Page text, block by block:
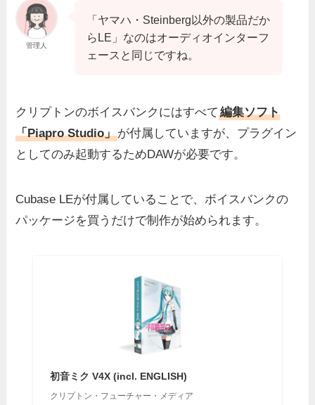
管理人
「ヤマハ・Steinberg以外の製品だか
らLE」なのはオーディオインターフ
ェースと同じですね。
クリプトンのボイスバンクにはすべて編集ソフト
「Piapro Studio」が付属していますが、プラグイン
としてのみ起動するためDAWが必要です。
Cubase LEが付属していることで、ボイスバンクの
パッケージを買うだけで制作が始められます。
初音ミク V4X (incl. ENGLISH)
クリプトン・フューチャー・メディア